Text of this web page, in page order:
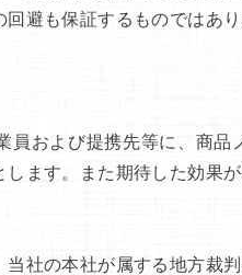
避も保証するものではあり
員および提携先等に、商
ます。また期待した効果
社の本社が属する地方裁